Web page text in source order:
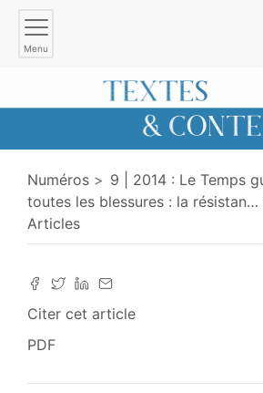
Menu
Numéros
9 | 2014 : Le Temps
toutes les blessures : la résistan…
Articles
Citer cet article
PDF